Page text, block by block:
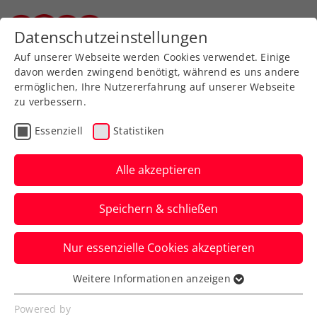
Zurück zur Newsübersicht
Davis Cup
Ticker zum Davis Cup
Österreich – Türkei, Tag
3: So geht es weiter
Hier erfahrt ihr heute die neusten
Updates zum Länderkampf in Bad
Waltersdorf.
Verfasst von: Manuel Wachta, 15.09.2024
Datenschutzeinstellungen
Auf unserer Webseite werden Cookies verwendet. Einige
davon werden zwingend benötigt, während es uns andere
ermöglichen, Ihre Nutzererfahrung auf unserer Webseite
zu verbessern.
Essenziell Statistiken
Alle akzeptieren
Speichern & schließen
Nur essenzielle Cookies akzeptieren
Essenziell
Essenzielle Cookies werden für grundlegende
Weitere Informationen anzeigen
Powered by